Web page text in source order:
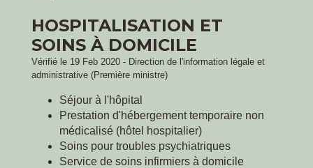
HOSPITALISATION ET
SOINS À DOMICILE
Vérifié le 19 Feb 2020 - Direction de l'information légale et
administrative (Première ministre)
Séjour à l'hôpital
Prestation d'hébergement temporaire non
médicalisé (hôtel hospitalier)
Soins pour troubles psychiatriques
Service de soins infirmiers à domicile